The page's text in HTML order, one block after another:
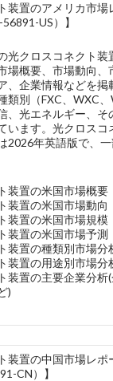
装置のアメリカ市場
US）】
光クロスコネクト装
場概要、市場動向、
、企業情報などを掲
類別（FXC、WXC
、光エネルギー、そ
います。光クロスコ
2026年英語版で、
装置の米国市場概要
装置の米国市場動向
装置の米国市場規模
装置の米国市場予測
装置の種類別市場分
装置の用途別市場分
装置の主要企業分析
)
装置の中国市場レポ
CN）】